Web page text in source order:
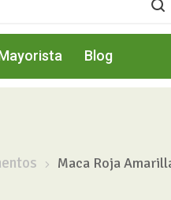
Blog
Maca Roja